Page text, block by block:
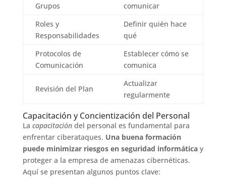
Grupos
comunicar
Roles y
Responsabilidades
Definir quién hace
qué
Protocolos de
Comunicación
Establecer cómo se
comunica
Revisión del Plan
Actualizar
regularmente
Capacitación y Concientización del Personal
La capacitacióndel personal es fundamental para
enfrentar ciberataques. Una buena formación
puede minimizar riesgos en seguridad informáticay
proteger a la empresa de amenazas cibernéticas.
Aquí se presentan algunos puntos clave: